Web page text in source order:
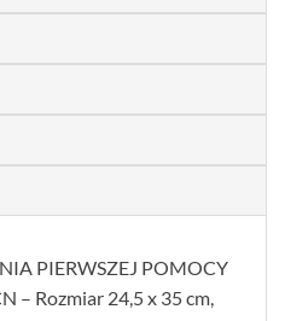
PIERWSZEJ POMOCY
– Rozmiar 24,5 x 35 cm,